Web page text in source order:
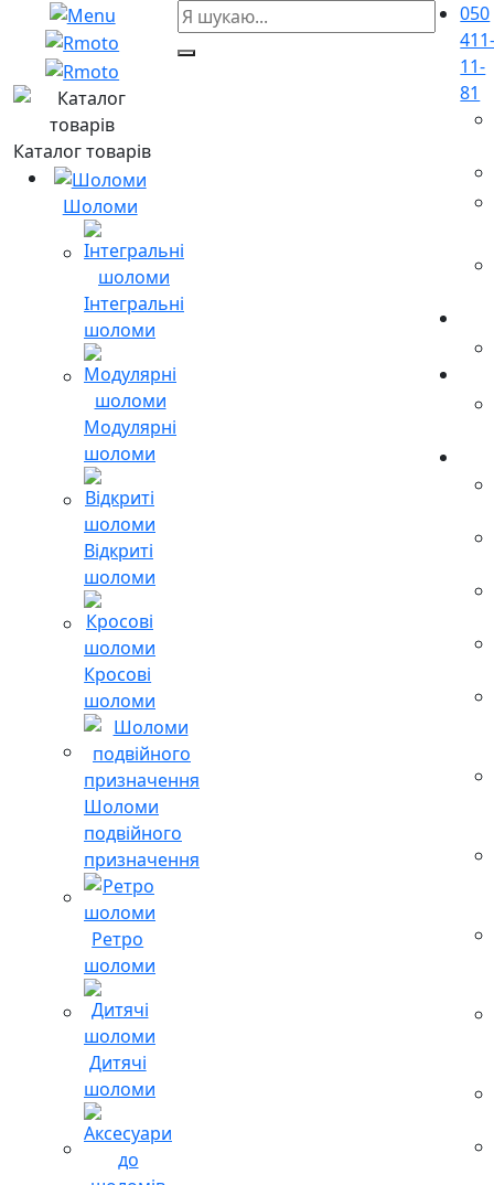
Каталог товарів
Шоломи
Інтегральні
шоломи
Модулярні
шоломи
Відкриті
шоломи
Кросові
шоломи
Шоломи
подвійного
призначення
Ретро
шоломи
Дитячі
шоломи
050
11-
81